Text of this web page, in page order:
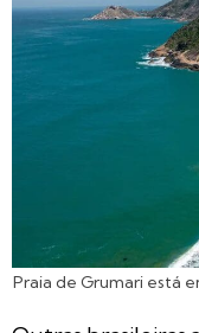
Praia de Grumari está